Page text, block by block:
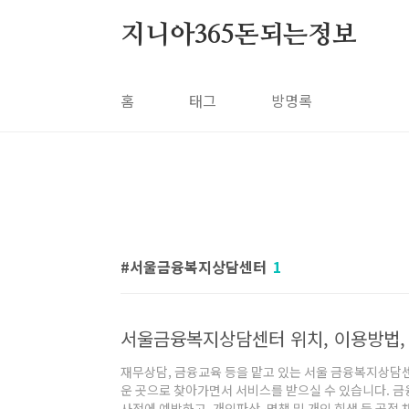
지니아365돈되는정보
홈 태그 방명록
서울금융복지상담센터 1
서울금융복지상담센터 위치, 이용방
재무상담, 금융교육 등을 맡고 있는 서울 금융복지상
운 곳으로 찾아가면서 서비스를 받으실 수 있습니다.